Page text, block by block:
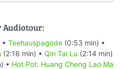
Audiotour:
Teehauspagode (0:53 min) •
(2:16 min) • Qin Tai Lu (2:14 min)
• Hot Pot: Huang Cheng Lao Ma